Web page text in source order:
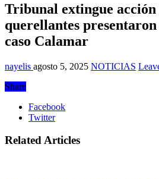
Tribunal extingue acción
querellantes presentaron
caso Calamar
nayelis agosto 5, 2025 NOTICIAS
Share
Facebook
Twitter
Related Articles